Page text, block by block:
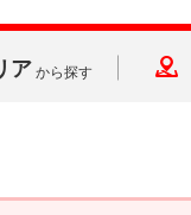
ア から探す